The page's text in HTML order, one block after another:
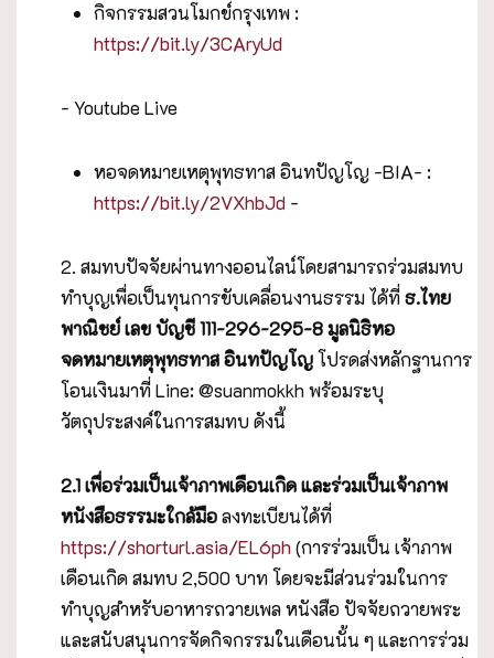
กิจกรรมสวนโมกข์กรุงเทพ :
https://bit.ly/3CAryUd
- Youtube Live
หอจดหมายเหตุพุทธทาส อินทปัญโญ -BIA- :
https://bit.ly/2VXhbJd -
2. สมทบปัจจัยผ่านทางออนไลน์โดยสามารถร่วมสมทบ
ทำบุญเพื่อเป็นทุนการขับเคลื่อนงานธรรม ได้ที่ธ.ไทย
พาณิชย์ เลข บัญชี111-296-295-8 มูลนิธิหอ
จดหมายเหตุพุทธทาส อินทปัญโญโปรดส่งหลักฐานการ
โอนเงินมาที่ Line: @suanmokkh พร้อมระบุ
วัตถุประสงค์ในการสมทบ ดังนี้
2.1 เพื่อร่วมเป็นเจ้าภาพเดือนเกิด และร่วมเป็นเจ้าภาพ
หนังสือธรรมะใกล้มือลงทะเบียนได้ที่
https://shorturl.asia/EL6ph (การร่วมเป็น เจ้าภาพ
เดือนเกิด สมทบ 2,500 บาท โดยจะมีส่วนร่วมในการ
ทำบุญสำหรับอาหารถวายเพล หนังสือ ปัจจัยถวายพระ
และสนับสนุนการจัดกิจกรรมในเดือนนั้น ๆ และการร่วม